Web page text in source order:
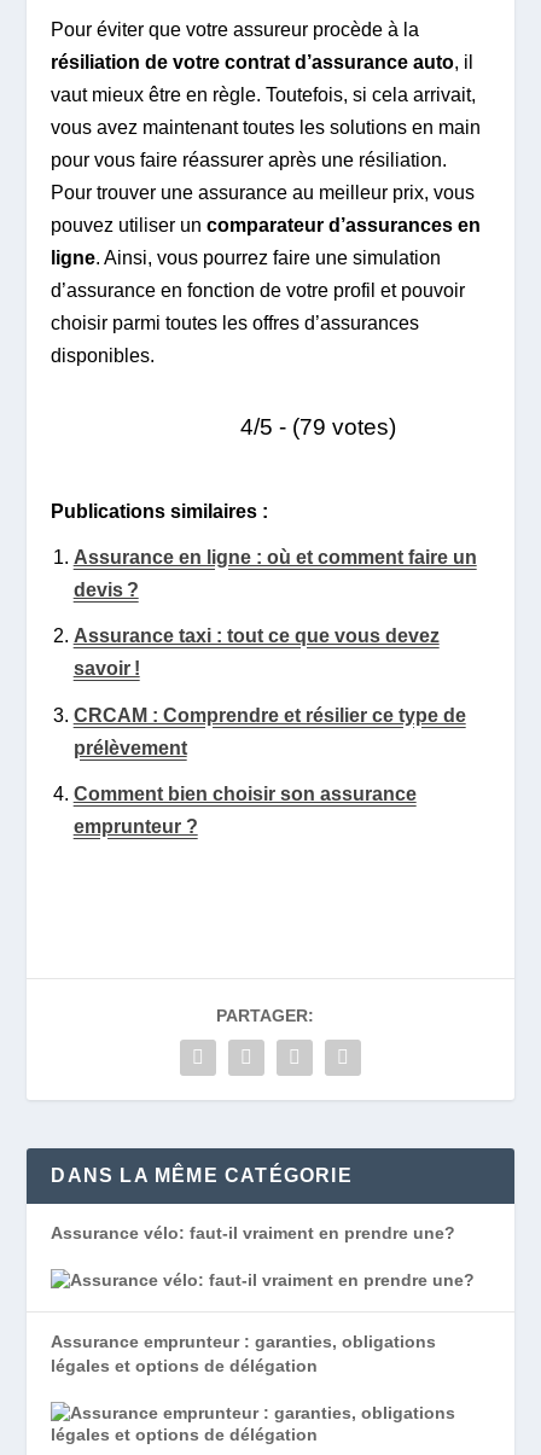
Pour éviter que votre assureur procède à la
résiliation de votre contrat d’assurance auto, il
vaut mieux être en règle. Toutefois, si cela arrivait,
vous avez maintenant toutes les solutions en main
pour vous faire réassurer après une résiliation.
Pour trouver une assurance au meilleur prix, vous
pouvez utiliser uncomparateur d’assurances en
ligne. Ainsi, vous pourrez faire une simulation
d’assurance en fonction de votre profil et pouvoir
choisir parmi toutes les offres d’assurances
disponibles.
4/5 - (79 votes)
Publications similaires :
Assurance en ligne : où et comment faire un
devis ?
Assurance taxi : tout ce que vous devez
savoir !
CRCAM : Comprendre et résilier ce type de
prélèvement
Comment bien choisir son assurance
emprunteur ?
PARTAGER:
DANS LA MÊME CATÉGORIE
Assurance vélo: faut-il vraiment en prendre une?
Assurance emprunteur : garanties, obligations
légales et options de délégation